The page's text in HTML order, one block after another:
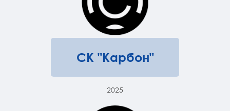
СК "Карбон"
2025